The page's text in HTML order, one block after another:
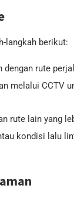
langkah berikut:
dengan rute
melalui CCTV
rute lain yang
kondisi lalu